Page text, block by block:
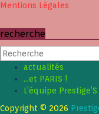
Mentions Légales
recherche
actualités
…et PARIS !
L’équipe Prestige’S
Copyright © 2026